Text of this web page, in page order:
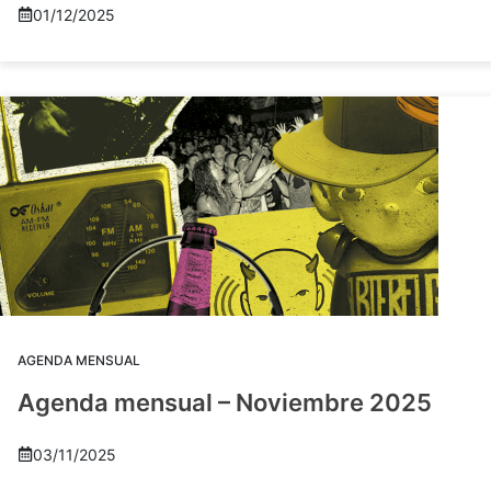
01/12/2025
AGENDA MENSUAL
Agenda mensual – Noviembre 2025
03/11/2025